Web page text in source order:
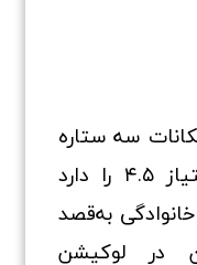
سه ستاره
که البته از نظر کاربران امتیاز ۴.۵ را دارد
به‌قصد
در لوکیشن